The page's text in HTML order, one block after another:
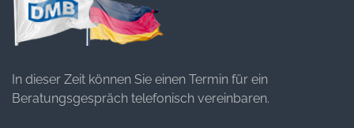
In dieser Zeit können Sie einen Termin für ein
Beratungsgespräch telefonisch vereinbaren.